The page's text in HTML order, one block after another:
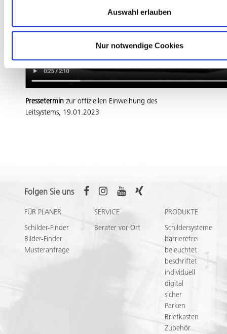
Auswahl erlauben
Nur notwendige Cookies
Pressetermin zur offiziellen Einweihung des
Leitsystems, 19.01.2023
Folgen Sie uns
FÜR PLANER
Schilder-Finder
Bilder-Finder
Musteranfrage
SERVICE
Berater vor Ort
PRODUKTE
Schildersysteme
barrierefrei
beleuchtet
beschriftet
individuell
digital
sicher
Parken
Briefkasten
Zubehör